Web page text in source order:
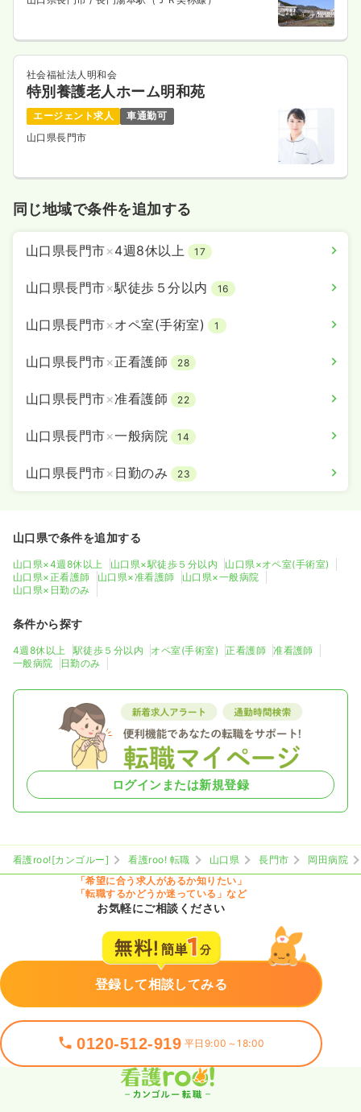
透析
日勤のみ（常勤）
給与 22.5
※一例
4週8休以上
月給22万円以上可
気になる
社会福祉法人明和会
特別養護老人ホーム明和苑
エージェント求人
車通勤可
山口県長門市
同じ地域で条件を追加する
山口県長門市×4週8休以上 17
山口県長門市×駅徒歩５分以内 16
山口県長門市×オペ室(手術室) 1
山口県長門市×正看護師 28
山口県長門市×准看護師 22
山口県長門市×一般病院 14
山口県長門市× 日勤のみ 23
山口県で条件を追加する
山口県×4週8休以上 山口県×駅徒歩５分以内
山口県×オペ室(手術室)
山口県×正看護師
山口県×准看護師
山口県×一般病院
山口県×日勤のみ
条件から探す
4週8休以上 駅徒歩５分以内 オペ室(手術室) 正看護師
准看護師
一般病院
日勤のみ
ログインまたは新規登録
看護roo![カンゴルー] 看護roo! 転職 山口県 長門市
岡田病院
「希望に合う求人があるか知りたい」
「転職するかどうか迷っている」など
お気軽にご相談ください
登録して相談してみる
0120-512-919 平日9:00～18:00